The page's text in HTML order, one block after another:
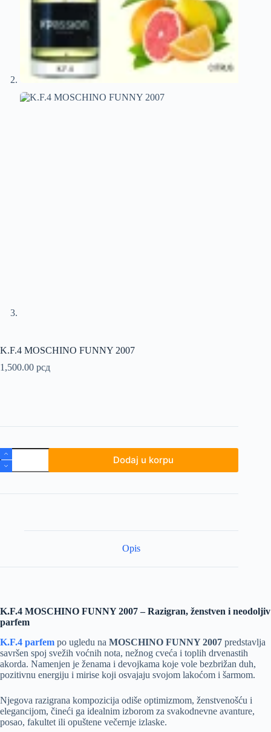
K.F.4 MOSCHINO FUNNY 2007
1,500.00 рсд
K.F.4
MOSCHINO
FUNNY
količina
Dodaj u korpu
Opis
K.F.4 MOSCHINO FUNNY 2007 – Razigran, ženstven i neodoljiv
parfem
K.F.4 parfem po ugledu na MOSCHINO FUNNY 2007 predstavlja
savršen spoj svežih voćnih nota, nežnog cveća i toplih drvenastih
akorda. Namenjen je ženama i devojkama koje vole bezbrižan duh,
pozitivnu energiju i mirise koji osvajaju svojom lakoćom i šarmom.
Njegova razigrana kompozicija odiše optimizmom, ženstvenošću i
elegancijom, čineći ga idealnim izborom za svakodnevne avanture,
posao, fakultet ili opuštene večernje izlaske.